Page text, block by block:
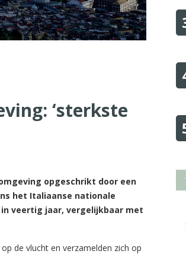
‘sterkste
opgeschrikt door een
het Italiaanse nationale
veertig jaar, vergelijkbaar met
de vlucht en verzamelden zich op